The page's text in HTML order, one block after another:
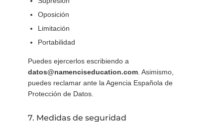
Oposición
Limitación
Portabilidad
Puedes ejercerlos escribiendo a
datos@namenciseducation.com . Asimismo,
puedes reclamar ante la Agencia Española de
Protección de Datos.
7. Medidas de seguridad